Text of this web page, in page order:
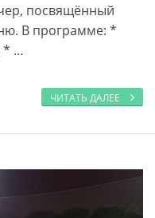
посвящённый
В программе: *
* …
ЧИТАТЬ ДАЛЕЕ